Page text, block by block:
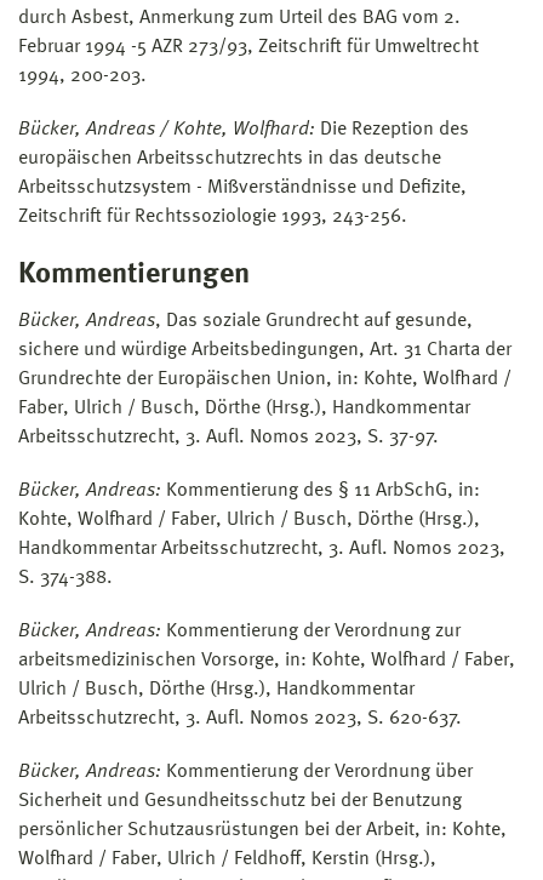
durch Asbest, Anmerkung zum Urteil des BAG vom 2.
Februar 1994 -5 AZR 273/93, Zeitschrift für Umweltrecht
1994, 200-203.
Bücker, Andreas / Kohte, Wolfhard: Die Rezeption des
europäischen Arbeitsschutzrechts in das deutsche
Arbeitsschutzsystem - Mißverständnisse und Defizite,
Zeitschrift für Rechtssoziologie 1993, 243-256.
Kommentierungen
Bücker, Andreas, Das soziale Grundrecht auf gesunde,
sichere und würdige Arbeitsbedingungen, Art. 31 Charta der
Grundrechte der Europäischen Union, in: Kohte, Wolfhard /
Faber, Ulrich / Busch, Dörthe (Hrsg.), Handkommentar
Arbeitsschutzrecht, 3. Aufl. Nomos 2023, S. 37-97.
Bücker, Andreas: Kommentierung des § 11 ArbSchG, in:
Kohte, Wolfhard / Faber, Ulrich / Busch, Dörthe (Hrsg.),
Handkommentar Arbeitsschutzrecht, 3. Aufl. Nomos 2023,
S. 374-388.
Bücker, Andreas: Kommentierung der Verordnung zur
arbeitsmedizinischen Vorsorge, in: Kohte, Wolfhard / Faber,
Ulrich / Busch, Dörthe (Hrsg.), Handkommentar
Arbeitsschutzrecht, 3. Aufl. Nomos 2023, S. 620-637.
Bücker, Andreas: Kommentierung der Verordnung über
Sicherheit und Gesundheitsschutz bei der Benutzung
persönlicher Schutzausrüstungen bei der Arbeit, in: Kohte,
Wolfhard / Faber, Ulrich / Feldhoff, Kerstin (Hrsg.),